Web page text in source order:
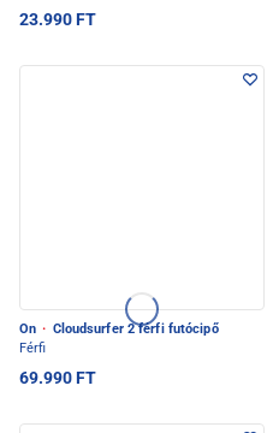
23.990 FT
On · Cloudsurfer 2 férfi futócipő
Férfi
69.990 FT